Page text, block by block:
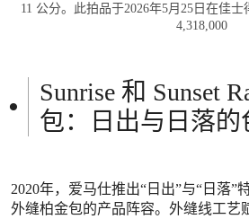
11 公分。此拍品于2026年5月25日在佳
4,318,000
Sunrise 和 Sunset
包：日出与日落的
2020年，爱马仕推出“日出”与“日落”
外缝柏金包的产品阵容。外缝线工艺